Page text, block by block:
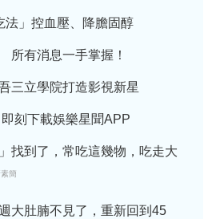
法」控血壓、降膽固醇
有消息一手掌握！
三立學院打造影視新星
刻下載娛樂星聞APP
找到了，常吃這幾物，吃走大
簡
大肚腩不見了，重新回到45